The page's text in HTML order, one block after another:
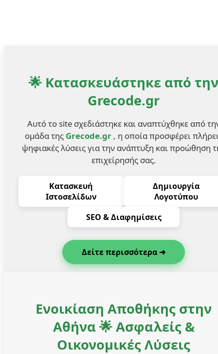
🌟 Κατασκευάστηκε από την
Grecode.gr
Αυτό το site σχεδιάστηκε και αναπτύχθηκε από
ομάδα της Grecode.gr , η οποία προσφέρει
ψηφιακές λύσεις για την ανάπτυξη και προώθηση
επιχείρησής σας.
Κατασκευή
Ιστοσελίδων
Δημιουργία
Λογοτύπου
SEO & Διαφημίσεις
Δείτε περισσότερα ➜
Ενοικίαση Αποθήκης στην
Αθήνα 🌟 Ασφαλείς &
Οικονομικές Λύσεις